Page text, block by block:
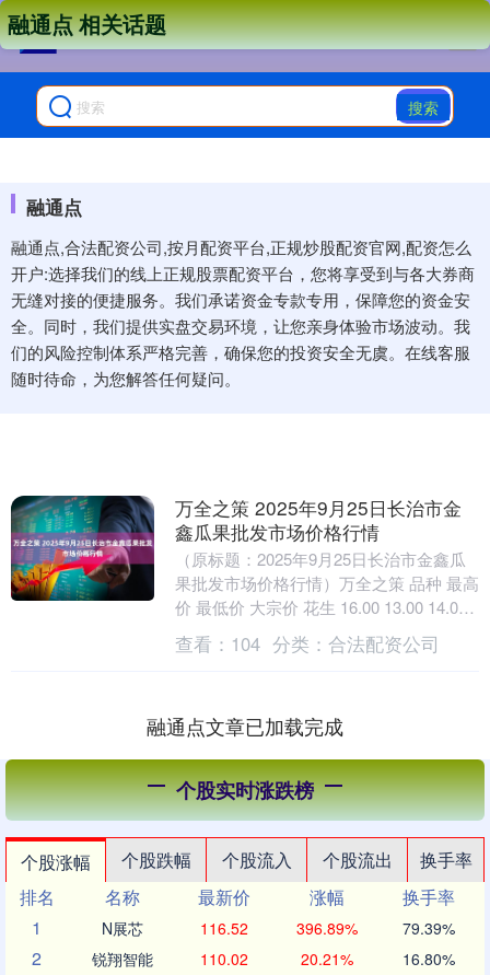
搜索
融通点
融通点,合法配资公司,按月配资平台,正规炒股配资官网,配资怎么
开户:选择我们的线上正规股票配资平台，您将享受到与各大券商
无缝对接的便捷服务。我们承诺资金专款专用，保障您的资金安
全。同时，我们提供实盘交易环境，让您亲身体验市场波动。我
们的风险控制体系严格完善，确保您的投资安全无虞。在线客服
随时待命，为您解答任何疑问。
融通点 相关话题
万全之策 2025年9月25日长治市金
鑫瓜果批发市场价格行情
（原标题：2025年9月25日长治市金鑫瓜
果批发市场价格行情）万全之策 品种 最高
价 最低价 大宗价 花生 16.00 13.00 14.00
葵花籽 17.0....
查看： 104 分类： 合法配资公司
融通点文章已加载完成
个股实时涨跌榜
个股涨幅 个股跌幅 个股流入 个股流出
换手率
排名
名称 最新价 涨幅
换手率
1
N展芯 116.52 396.89% 79.39%
2 锐翔智能 110.02 20.21% 16.80%